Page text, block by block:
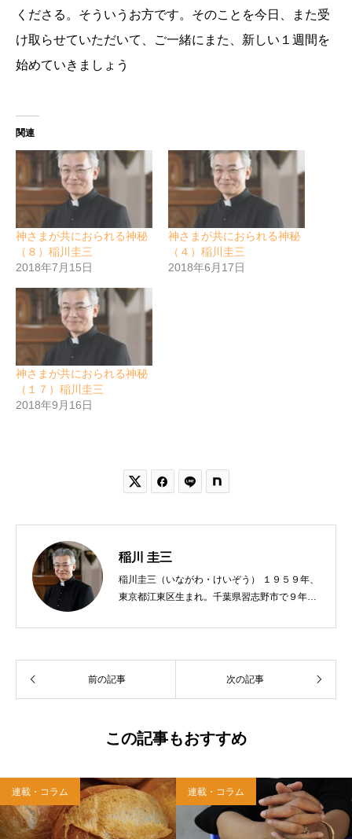
くださる。そういうお方です。そのことを今日、また受
け取らせていただいて、ご一緒にまた、新しい１週間を
始めていきましょう
関連
神さまが共におられる神秘
（８）稲川圭三
2018年7月15日
神さまが共におられる神秘
（４）稲川圭三
2018年6月17日
神さまが共におられる神秘
（１７）稲川圭三
2018年9月16日
 
稲川 圭三
稲川圭三（いながわ・けいぞう） １９５９年、
東京都江東区生まれ。千葉県習志野市で９年
ック司祭に叙階。西千葉教会助任、青梅・あき
贈りもの』『神様のみこころ』『３６５日全部
が神さまの日』『イエスさまといつもいっし
さまが共にいてくださる神秘』『神さまのまな
前の記事 次の記事
この記事もおすすめ
連載・コラム 連載・コラム